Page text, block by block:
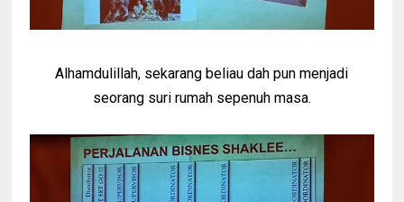
Alhamdulillah, sekarang beliau dah pun menjadi
seorang suri rumah sepenuh masa.